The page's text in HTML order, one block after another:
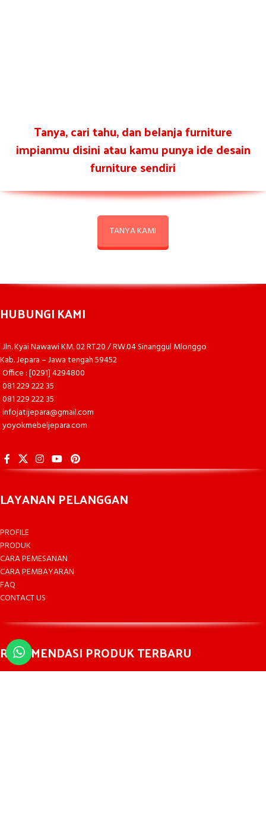
Tanya, cari tahu, dan belanja furniture
impianmu disini atau kamu punya ide desain
furniture sendiri
TANYA KAMI
HUBUNGI KAMI
Jln. Kyai Nawawi KM. 02 RT.20 / RW.04 Sinanggul Mlonggo
Kab. Jepara – Jawa tengah 59452
Office : [0291] 4294800
081 229 222 35
081 229 222 35
infojatijepara@gmail.com
yoyokmebeljepara.com
LAYANAN PELANGGAN
PROFILE
PRODUK
CARA PEMESANAN
CARA PEMBAYARAN
FAQ
CONTACT US
REKOMENDASI PRODUK TERBARU